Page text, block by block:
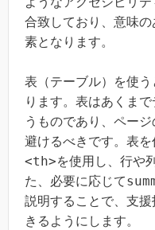
合致しており、意味
素となります。
表（テーブル）を使
ります。表はあくま
うものであり、ペー
避けるべきです。表
<th>を使用し、行や
た、必要に応じて
説明することで、支
きるようにします。